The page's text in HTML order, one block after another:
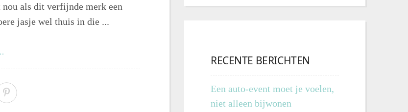
nou als dit verfijnde merk een
jasje wel thuis in die ...
RECENTE BERICHTEN
Een auto-event moet je voelen,
niet alleen bijwonen